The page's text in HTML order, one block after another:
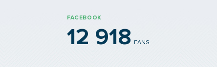
FACEBOOK
12 918 FANS